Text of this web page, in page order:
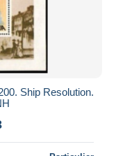
Ship Resolution.